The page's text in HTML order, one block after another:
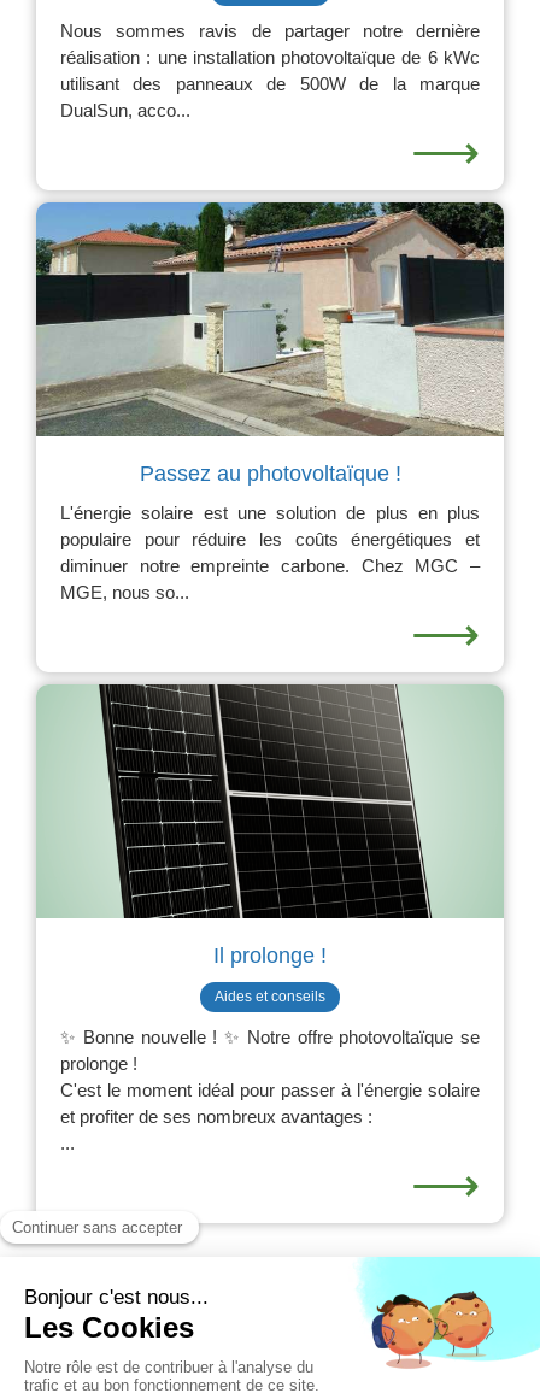
Nous sommes ravis de partager notre dernière
réalisation : une installation photovoltaïque de 6 kWc
utilisant des panneaux de 500W de la marque
DualSun, acco...
⟶
Passez au photovoltaïque !
L'énergie solaire est une solution de plus en plus
populaire pour réduire les coûts énergétiques et
diminuer notre empreinte carbone. Chez MGC –
MGE, nous so...
⟶
Il prolonge !
Aides et conseils
✨ Bonne nouvelle ! ✨ Notre offre photovoltaïque se
prolonge !
C'est le moment idéal pour passer à l'énergie solaire
et profiter de ses nombreux avantages :
...
⟶
Création et référencement du site par Simplébo